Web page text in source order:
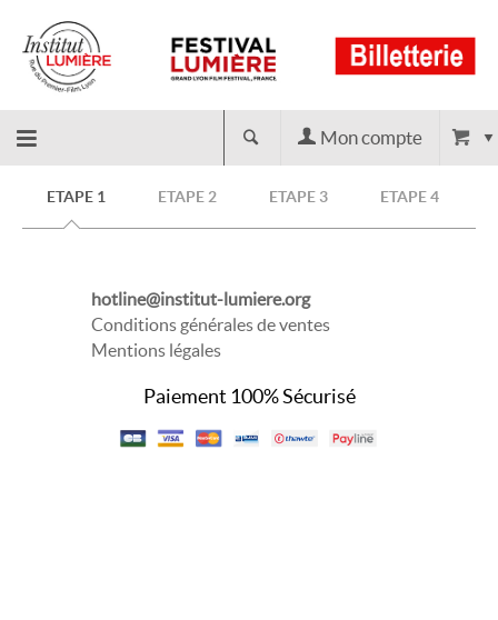
Retour
Mon compte
ETAPE 1 ETAPE 2 ETAPE 3 ETAPE 4
hotline@institut-lumiere.org
Conditions générales de ventes
Mentions légales
Paiement 100% Sécurisé